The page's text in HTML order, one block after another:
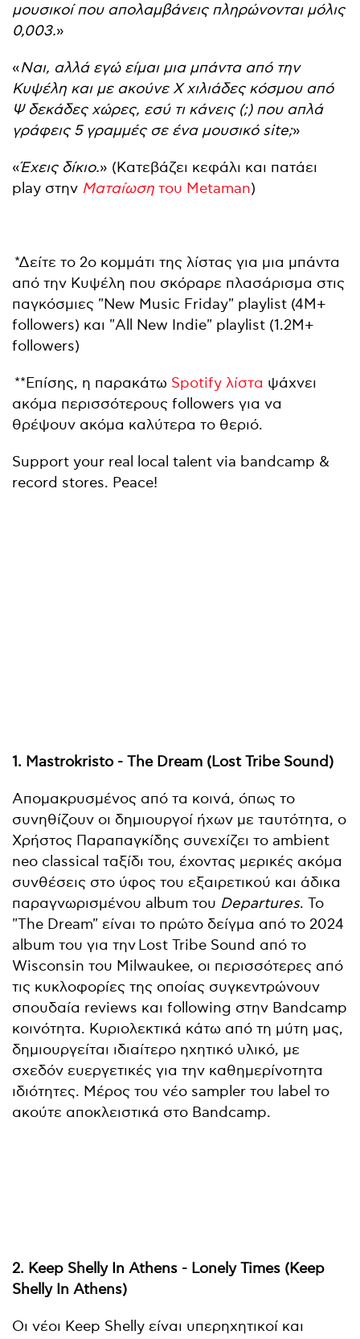
μουσικοί που απολαμβάνεις πληρώνονται μόλις
0,003.»
«Ναι, αλλά εγώ είμαι μια μπάντα από την
Κυψέλη και με ακούνε Χ χιλιάδες κόσμου από
Ψ δεκάδες χώρες, εσύ τι κάνεις (;) που απλά
γράφεις 5 γραμμές σε ένα μουσικό site;»
«Έχεις δίκιο.» (Κατεβάζει κεφάλι και πατάει
play στην Ματαίωση του Metaman)
*Δείτε το 2ο κομμάτι της λίστας για μια μπάντα
από την Κυψέλη που σκόραρε πλασάρισμα στις
παγκόσμιες "New Music Friday" playlist (4M+
followers) και "All New Indie" playlist (1.2M+
followers)
**Επίσης, η παρακάτω Spotify λίστα ψάχνει
ακόμα περισσότερους followers για να
θρέψουν ακόμα καλύτερα το θεριό.
Support your real local talent via bandcamp &
record stores. Peace!
1. Mastrokristo - The Dream (Lost Tribe Sound)
Απομακρυσμένος από τα κοινά, όπως το
συνηθίζουν οι δημιουργοί ήχων με ταυτότητα, ο
Χρήστος Παραπαγκίδης συνεχίζει το ambient
neo classical ταξίδι του, έχοντας μερικές ακόμα
συνθέσεις στο ύφος του εξαιρετικού και άδικα
παραγνωρισμένου album του Departures. Το
"The Dream" είναι το πρώτο δείγμα από το 2024
album του για την Lost Tribe Sound από το
Wisconsin του Milwaukee, οι περισσότερες από
τις κυκλοφορίες της οποίας συγκεντρώνουν
σπουδαία reviews και following στην Bandcamp
κοινότητα. Κυριολεκτικά κάτω από τη μύτη μας,
δημιουργείται ιδιαίτερο ηχητικό υλικό, με
σχεδόν ευεργετικές για την καθημερίνοτητα
ιδιότητες. Μέρος του νέο sampler του label το
ακούτε αποκλειστικά στο Bandcamp.
2. Keep Shelly In Athens - Lonely Times (Keep
Shelly In Athens)
Οι νέοι Keep Shelly είναι υπερηχητικοί και